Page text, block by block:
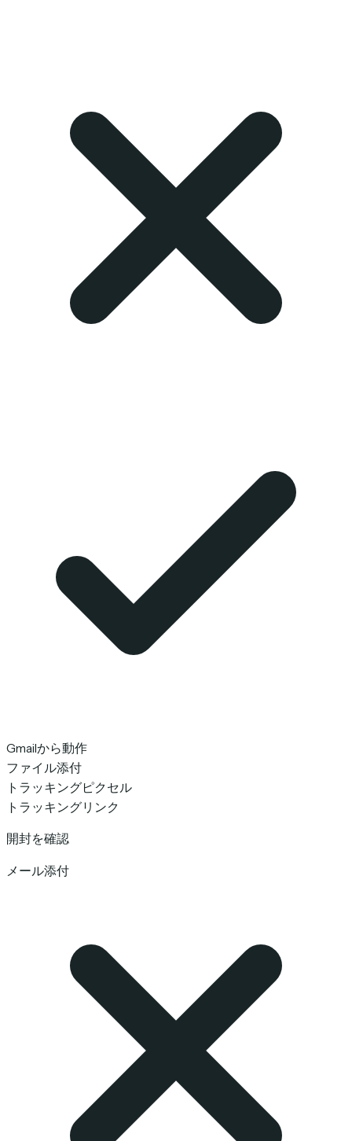
Gmailから動作
ファイル添付
トラッキングピクセル
トラッキングリンク
開封を確認
メール添付